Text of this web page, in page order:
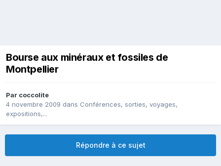
Bourse aux minéraux et fossiles de
Montpellier
Par coccolite
4 novembre 2009 dans Conférences, sorties, voyages,
expositions,...
Répondre à ce sujet